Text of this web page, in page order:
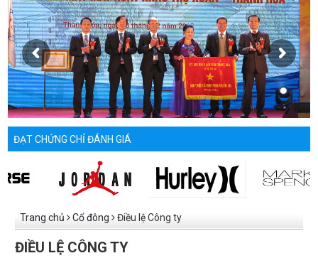
ĐẠT CHỨNG CHỈ ĐÁNH GIÁ
Trang chủ Cổ đông Điều lệ Công ty
ĐIỀU LỆ CÔNG TY